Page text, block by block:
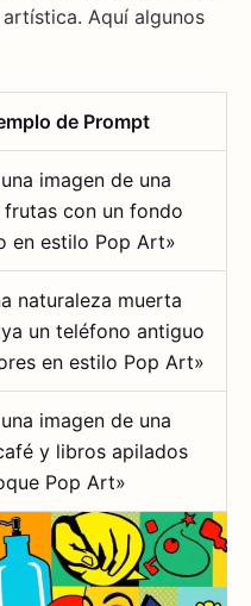
Aquí algunos
de Prompt
imagen de una
con un fondo
en estilo Pop Art»
naturaleza muerta
un teléfono antiguo
en estilo Pop Art»
imagen de una
y libros apilados
Pop Art»